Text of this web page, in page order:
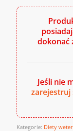
dokonać
Jeśli nie
zarejestruj
Kategorie: Diety